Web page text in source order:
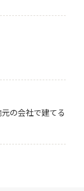
の会社で建てる